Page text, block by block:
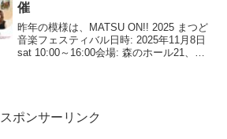
催
昨年の模様は、MATSU ON!! 2025 まつど
音楽フェスティバル日時: 2025年11月8日
sat 10:00～16:00会場: 森のホール21、松
スポンサーリンク